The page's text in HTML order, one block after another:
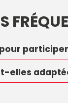
elles